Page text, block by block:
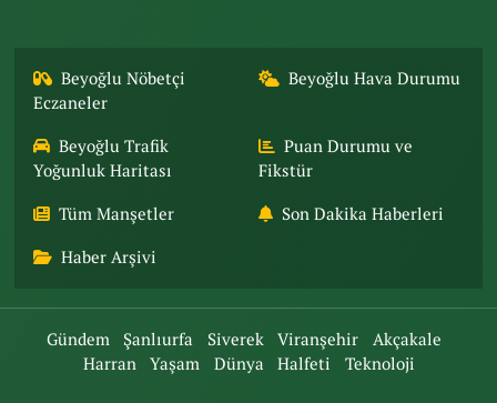
Beyoğlu Nöbetçi
Eczaneler
Beyoğlu Hava Durumu
Beyoğlu Trafik
Yoğunluk Haritası
Puan Durumu ve
Fikstür
Tüm Manşetler Son Dakika Haberleri
Haber Arşivi
Gündem Şanlıurfa Siverek Viranşehir
Akçakale
Harran
Yaşam Dünya Halfeti Teknoloji